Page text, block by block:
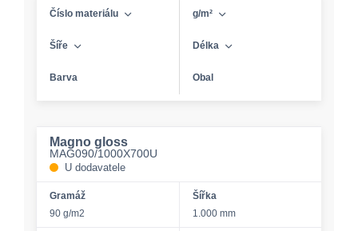
Číslo materiálu g/m²
Šíře Délka
Barva Obal
Magno gloss
MAG090/1000X700U
U dodavatele
Gramáž
90 g/m2
Šířka
1.000 mm